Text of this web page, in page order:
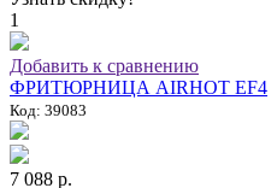
1
Добавить к сравнению
ФРИТЮРНИЦА AIRHOT EF4
Код: 39083
7 088 р.